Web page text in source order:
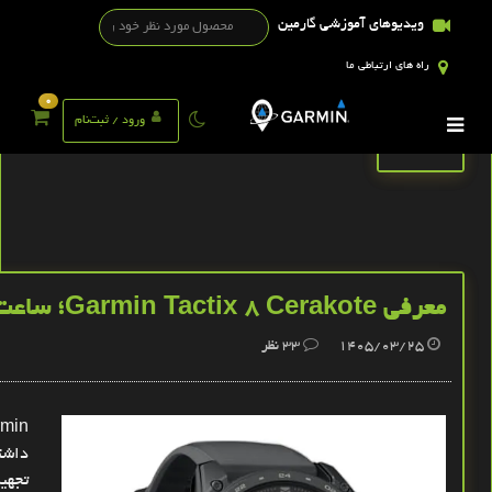
ویدیوهای آموزشی گارمین
راه های ارتباطی ما
ورود / ثبت‌نام
0
معرفی Garmin Tactix 8 Cerakote؛ ساعت نیست، ابزار نظامیـه
1405/03/25
33 نظر